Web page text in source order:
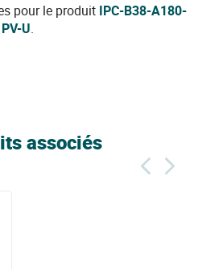
pour le produit IPC-B38-A180-
PV-U.
associés